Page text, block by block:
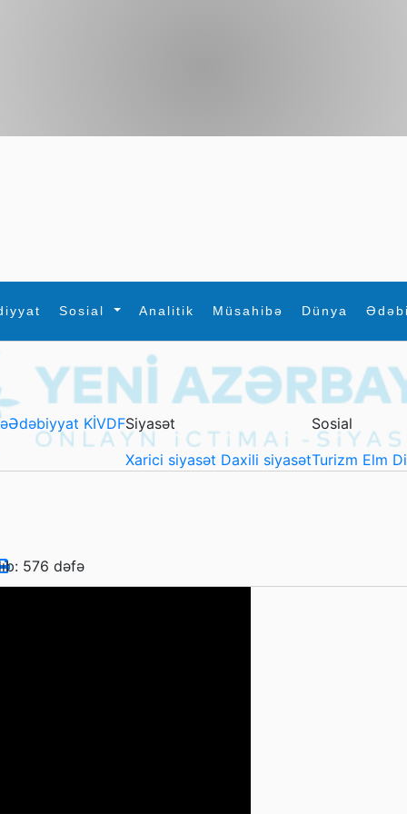
Sosial Analitik Müsahibə Dünya
Ədəbiyyat KİVDFSiyasət
Xarici siyasət Daxili siyasət
Sosial
Turizm Elm
576 dəfə